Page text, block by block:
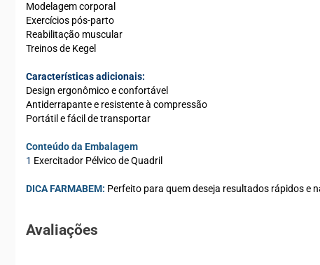
Modelagem corporal
Exercícios pós-parto
Reabilitação muscular
Treinos de Kegel
Características adicionais:
Design ergonômico e confortável
Antiderrapante e resistente à compressão
Portátil e fácil de transportar
Conteúdo da Embalagem
1 Exercitador Pélvico de Quadril
DICA FARMABEM: Perfeito para quem deseja resultados rápidos e
Avaliações